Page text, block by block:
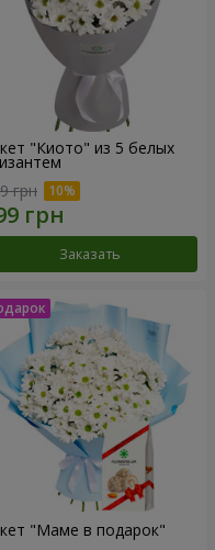
"Киото" из 5 белых
грн
Заказать
"Маме в подарок"